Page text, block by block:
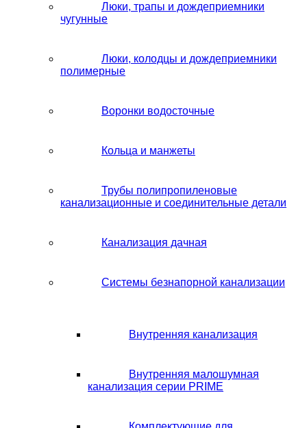
Люки, трапы и дождеприемники
чугунные
Люки, колодцы и дождеприемники
полимерные
Воронки водосточные
Кольца и манжеты
Трубы полипропиленовые
канализационные и соединительные детали
Канализация дачная
Системы безнапорной канализации
Внутренняя канализация
Внутренняя малошумная
канализация серии PRIME